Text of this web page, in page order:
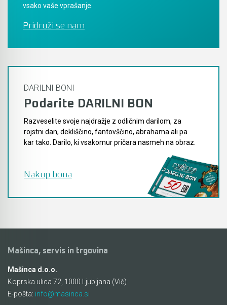
vsako vaše vprašanje.
Pridruži se nam
DARILNI BONI
Podarite DARILNI BON
Razveselite svoje najdražje z odličnim darilom, za
rojstni dan, dekliščino, fantovščino, abrahama ali pa
kar tako. Darilo, ki vsakomur pričara nasmeh na obraz.
Nakup bona
Mašinca, servis in trgovina
Mašinca d.o.o.
Koprska ulica 72, 1000 Ljubljana (Vič)
E-pošta: info@masinca.si